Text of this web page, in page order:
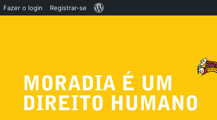
Fazer o login Registrar-se